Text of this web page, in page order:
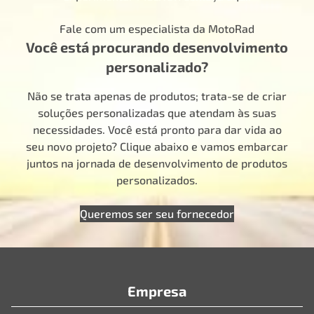
Fale com um especialista da MotoRad
Você está procurando desenvolvimento
personalizado?
Não se trata apenas de produtos; trata-se de criar
soluções personalizadas que atendam às suas
necessidades. Você está pronto para dar vida ao
seu novo projeto? Clique abaixo e vamos embarcar
juntos na jornada de desenvolvimento de produtos
personalizados.
Queremos ser seu fornecedor
Empresa